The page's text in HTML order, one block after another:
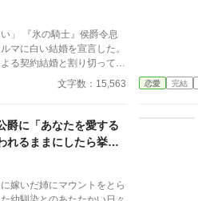
」 『氷の騎士』侯爵令息
マに白い結婚を宣言した。
る契約結婚と割り切ってラ
の離縁の日を待つ。 しか
かったライナスだが次第に
うにも掲載しています。
文字数：15,563 恋愛 完結
爵に「あなたを愛する
れるままにしたら挙動
嫁いだ姉にマウントをとら